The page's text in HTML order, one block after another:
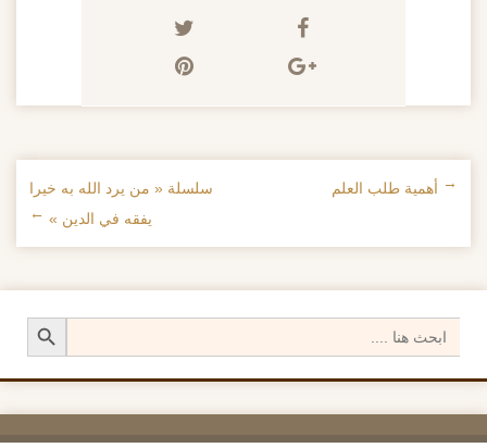
تصفح الإدراجات
← أهمية طلب العلم
سلسلة « من يرد الله به خيرا
يفقه في الدين » →
for:
Search Button